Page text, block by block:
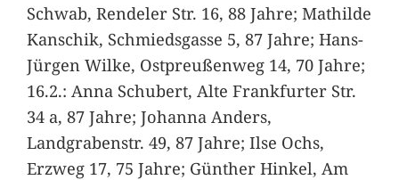
Schwab, Rendeler Str. 16, 88 Jahre; Mathilde
Kanschik, Schmiedsgasse 5, 87 Jahre; Hans-
Jürgen Wilke, Ostpreußenweg 14, 70 Jahre;
16.2.: Anna Schubert, Alte Frankfurter Str.
34 a, 87 Jahre; Johanna Anders,
Landgrabenstr. 49, 87 Jahre; Ilse Ochs,
Erzweg 17, 75 Jahre; Günther Hinkel, Am